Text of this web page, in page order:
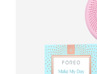
Malaysia